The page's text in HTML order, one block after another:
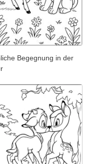
Begegnung in der